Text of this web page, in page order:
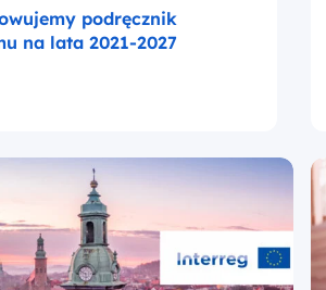
podręcznik
na lata 2021-2027